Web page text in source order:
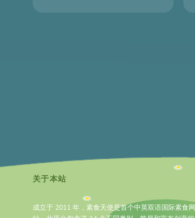
关于本站
成立于 2011 年，素食天使是首个中英双语国际素食网